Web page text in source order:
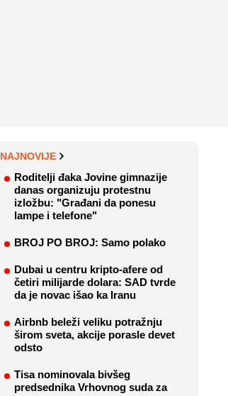
NAJNOVIJE
Roditelji đaka Jovine gimnazije
danas organizuju protestnu
izložbu: "Građani da ponesu
lampe i telefone"
BROJ PO BROJ: Samo polako
Dubai u centru kripto-afere od
četiri milijarde dolara: SAD tvrde
da je novac išao ka Iranu
Airbnb beleži veliku potražnju
širom sveta, akcije porasle devet
odsto
Tisa nominovala bivšeg
predsednika Vrhovnog suda za